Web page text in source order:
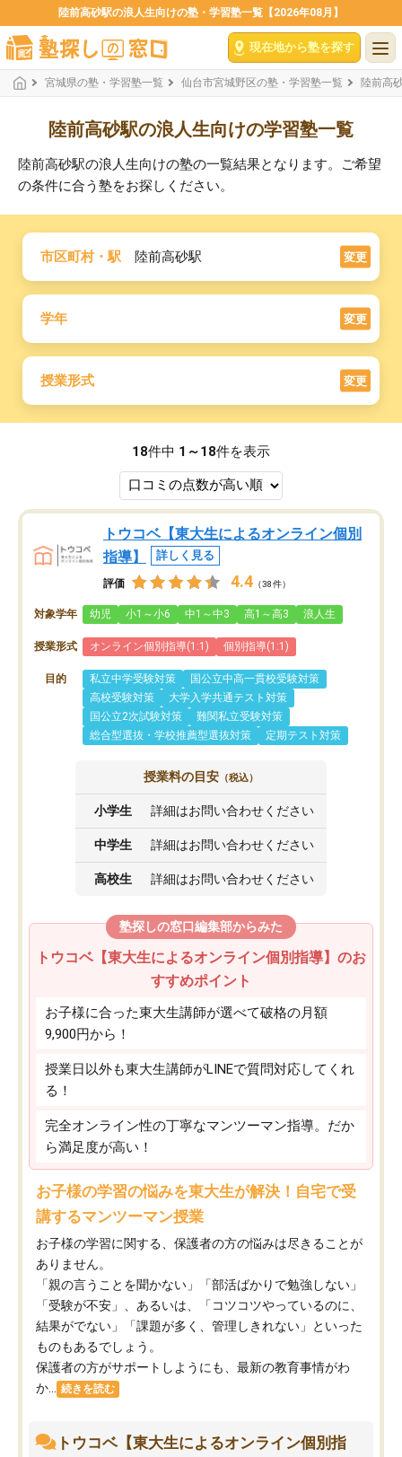
陸前高砂駅の浪人生向けの塾・学習塾一覧【2026年08月】
現在地から塾を探す
宮城県の塾・学習塾一覧 仙台市宮城野区の塾・学習塾一覧 陸前高
陸前高砂駅の浪人生向けの学習塾一覧
陸前高砂駅の浪人生向けの塾の一覧結果となります。ご希望
の条件に合う塾をお探しください。
市区町村・駅 陸前高砂駅 変更
学年 変更
授業形式 変更
18件中 1～18件を表示
トウコベ【東大生によるオンライン個別
指導】
詳しく見る
評価 4.4 （38件）
対象学年 幼児 小1～小6 中1～中3 高1～高3 浪人生
授業形式 オンライン個別指導(1:1) 個別指導(1:1)
目的 私立中学受験対策
国公立中高一貫校受験対策
高校受験対策
大学入学共通テスト対策
国公立2次試験対策
難関私立受験対策
総合型選抜・学校推薦型選抜対策
定期テスト対策
授業料の目安 （税込）
小学生 詳細はお問い合わせください
中学生 詳細はお問い合わせください
高校生 詳細はお問い合わせください
塾探しの窓口編集部からみた
トウコベ【東大生によるオンライン個別指導】のお
すすめポイント
お子様に合った東大生講師が選べて破格の月額
9,900円から！
授業日以外も東大生講師がLINEで質問対応してくれ
る！
完全オンライン性の丁寧なマンツーマン指導。だか
ら満足度が高い！
お子様の学習の悩みを東大生が解決！自宅で受
講するマンツーマン授業
お子様の学習に関する、保護者の方の悩みは尽きることが
ありません。
「親の言うことを聞かない」「部活ばかりで勉強しない」
「受験が不安」、あるいは、「コツコツやっているのに、
結果がでない」「課題が多く、管理しきれない」といった
ものもあるでしょう。
保護者の方がサポートしようにも、最新の教育事情がわ
か...
続きを読む
トウコベ【東大生によるオンライン個別指